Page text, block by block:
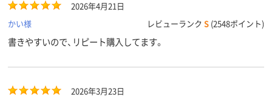
2026年4月21日
かい様
レビューランク S (2548ポイント)
書きやすいので、リピート購入してます。
2026年3月23日